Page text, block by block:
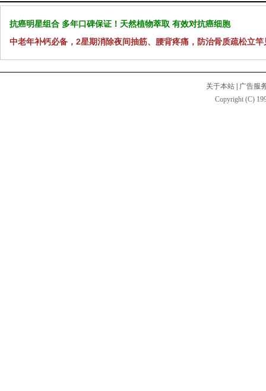
抗癌明星组合 多年口碑保证！天然植物萃取 有效对抗癌细胞
中老年补钙必备，2星期消除夜间抽筋、腰背疼痛，防治骨质疏松立竿
关于本站
广告服
Copyright (C)